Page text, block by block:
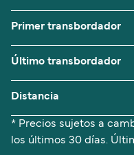
Primer transbordador
Último transbordador
Distancia
* Precios sujetos a
los últimos 30 días.